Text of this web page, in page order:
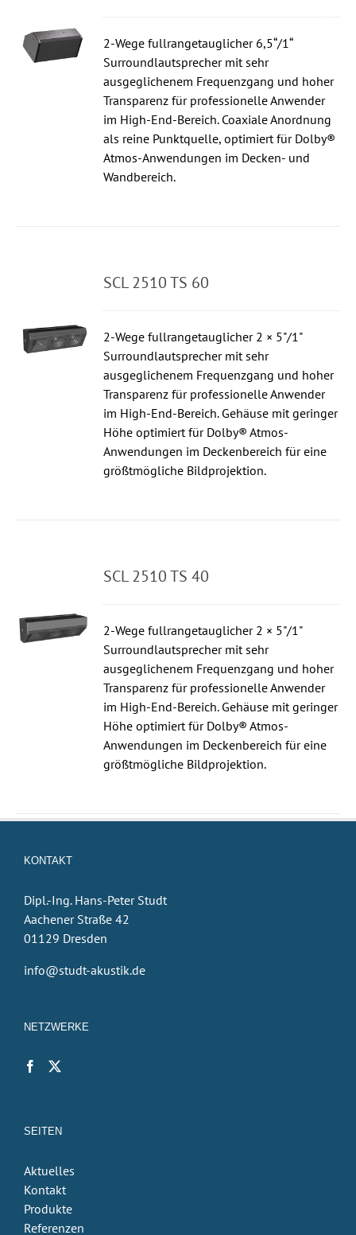
2-Wege fullrangetauglicher 6,5“/1“
Surroundlautsprecher mit sehr
ausgeglichenem Frequenzgang und hoher
Transparenz für professionelle Anwender
im High-End-Bereich. Coaxiale Anordnung
als reine Punktquelle, optimiert für Dolby®
Atmos-Anwendungen im Decken- und
Wandbereich.
SCL 2510 TS 60
2-Wege fullrangetauglicher 2 × 5"/1"
Surroundlautsprecher mit sehr
ausgeglichenem Frequenzgang und hoher
Transparenz für professionelle Anwender
im High-End-Bereich. Gehäuse mit geringer
Höhe optimiert für Dolby® Atmos-
Anwendungen im Deckenbereich für eine
größtmögliche Bildprojektion.
SCL 2510 TS 40
2-Wege fullrangetauglicher 2 × 5"/1"
Surroundlautsprecher mit sehr
ausgeglichenem Frequenzgang und hoher
Transparenz für professionelle Anwender
im High-End-Bereich. Gehäuse mit geringer
Höhe optimiert für Dolby® Atmos-
Anwendungen im Deckenbereich für eine
größtmögliche Bildprojektion.
KONTAKT
Dipl.-Ing. Hans-Peter Studt
Aachener Straße 42
01129 Dresden
info@studt-akustik.de
NETZWERKE
SEITEN
Aktuelles
Kontakt
Produkte
Referenzen